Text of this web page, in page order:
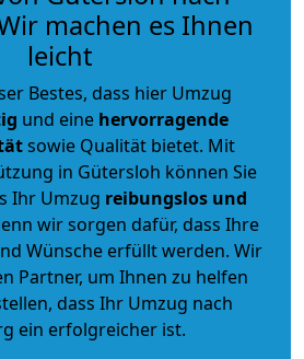
machen es Ihnen
leicht
Bestes, dass hier Umzug
und eine hervorragende
sowie Qualität bietet. Mit
in Gütersloh können Sie
Ihr Umzug reibungslos und
wir sorgen dafür, dass Ihre
Wünsche erfüllt werden. Wir
Partner, um Ihnen zu helfen
dass Ihr Umzug nach
ein erfolgreicher ist.